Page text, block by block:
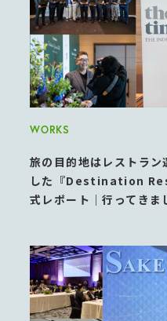
WORKS
旅の目的地はレストラ
した『Destination
式レポート｜行ってきま